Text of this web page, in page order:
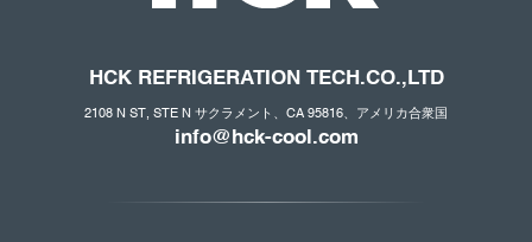
HCK REFRIGERATION TECH.CO.,LTD
2108 N ST, STE N サクラメント、CA 95816、アメリカ合衆国
info@hck-cool.com